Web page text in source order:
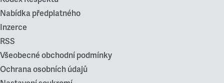
Nabídka předplatného
Inzerce
RSS
Všeobecné obchodní podmínky
Ochrana osobních údajů